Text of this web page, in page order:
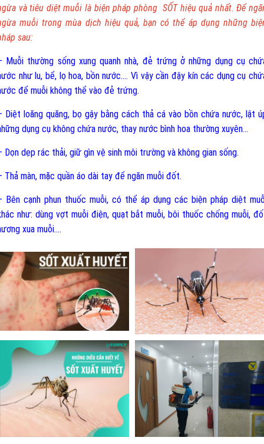
và tiêu diệt muỗi là biện pháp phòng SỐT hiệu quả nhất. Để
muỗi trong mùa dịch hiệu quả, bạn có thể áp dụng những
sau:
Muỗi thường sống xung quanh nhà, đẻ trứng ở những dụng cụ
như lu, bể, lọ hoa, bồn nước.... Vì vậy cần đậy kín các dụng cụ
để muỗi không thể vào đẻ trứng.
Diệt loăng quăng, bọ gậy bằng cách thả cá vào bồn chứa nước, lật
dụng cụ không chứa nước, thay nước bình hoa thường xuyên...
Dọn dẹp rác thải, giữ gìn vệ sinh môi trường và không gian sống.
Thả màn, mặc quần áo dài tay để ngăn muỗi đốt.
Bên cạnh phun thuốc muỗi, có thể áp dụng các biện pháp diệt
như: dùng vợt muỗi điện, quạt bắt muỗi, bôi thuốc chống muỗi,
xua muỗi....